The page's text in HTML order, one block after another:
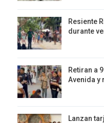
Resiente
durante
Retiran a
Avenida y
Lanzan